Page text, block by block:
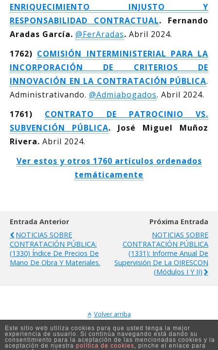
ENRIQUECIMIENTO INJUSTO Y
RESPONSABILIDAD CONTRACTUAL. Fernando
Aradas García. @FerAradas. Abril 2024.
1762) COMISIÓN INTERMINISTERIAL PARA LA
INCORPORACIÓN DE CRITERIOS DE
INNOVACIÓN EN LA CONTRATACIÓN PÚBLICA.
Administrativando. @Admiabogados. Abril 2024.
1761) CONTRATO DE PATROCINIO VS.
SUBVENCIÓN PÚBLICA. José Miguel Muñoz
Rivera. Abril 2024.
Ver estos y otros 1760 artículos ordenados
temáticamente
Entrada Anterior
NOTICIAS SOBRE
CONTRATACIÓN PÚBLICA:
(1330) Índice De Precios De
Mano De Obra Y Materiales.
Próxima Entrada
NOTICIAS SOBRE
CONTRATACIÓN PÚBLICA
(1331): Informe Anual De
Supervisión De La OIRESCON
(Módulos I Y II)
Volver arriba
Móvil Escritorio
Este sitio web utiliza cookies para que usted tenga la mejor
experiencia de usuario. Si continúa navegando está dando su
consentimiento para la aceptación de las mencionadas cookies y la
aceptación de nuestra política de cookies, pinche el enlace para